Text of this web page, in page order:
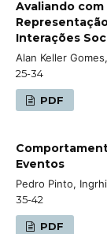
Avaliando
Interações
Alan Keller
25-34
PDF
Eventos
Pedro Pinto,
35-42
PDF